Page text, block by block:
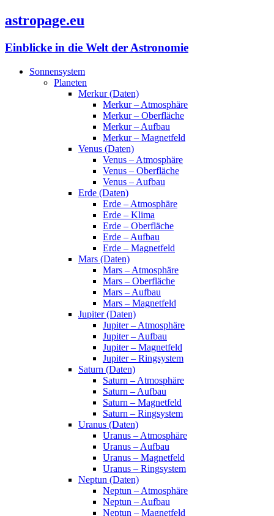
astropage.eu
Einblicke in die Welt der Astronomie
Sonnensystem
Planeten
Merkur (Daten)
Merkur – Atmosphäre
Merkur – Oberfläche
Merkur – Aufbau
Merkur – Magnetfeld
Venus (Daten)
Venus – Atmosphäre
Venus – Oberfläche
Venus – Aufbau
Erde (Daten)
Erde – Atmosphäre
Erde – Klima
Erde – Oberfläche
Erde – Aufbau
Erde – Magnetfeld
Mars (Daten)
Mars – Atmosphäre
Mars – Oberfläche
Mars – Aufbau
Mars – Magnetfeld
Jupiter (Daten)
Jupiter – Atmosphäre
Jupiter – Aufbau
Jupiter – Magnetfeld
Jupiter – Ringsystem
Saturn (Daten)
Saturn – Atmosphäre
Saturn – Aufbau
Saturn – Magnetfeld
Saturn – Ringsystem
Uranus (Daten)
Uranus – Atmosphäre
Uranus – Aufbau
Uranus – Magnetfeld
Uranus – Ringsystem
Neptun (Daten)
Neptun – Atmosphäre
Neptun – Aufbau
Neptun – Magnetfeld